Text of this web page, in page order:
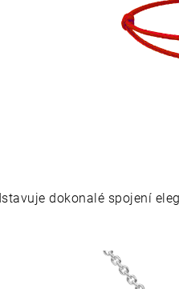
dokonalé spojení